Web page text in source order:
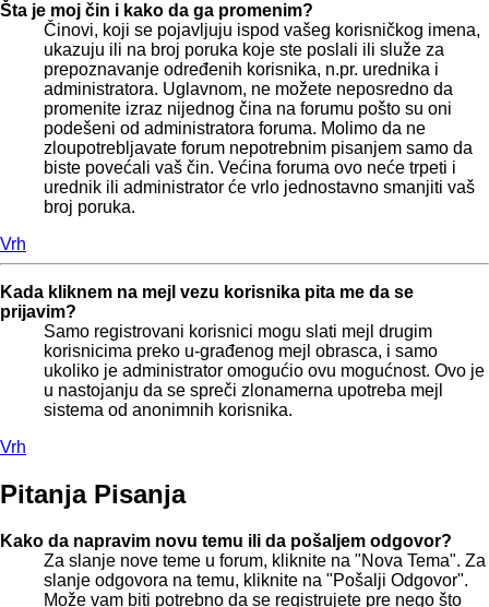
Šta je moj čin i kako da ga promenim?
Činovi, koji se pojavljuju ispod vašeg korisničkog imena,
ukazuju ili na broj poruka koje ste poslali ili služe za
prepoznavanje određenih korisnika, n.pr. urednika i
administratora. Uglavnom, ne možete neposredno da
promenite izraz nijednog čina na forumu pošto su oni
podešeni od administratora foruma. Molimo da ne
zloupotrebljavate forum nepotrebnim pisanjem samo da
biste povećali vaš čin. Većina foruma ovo neće trpeti i
urednik ili administrator će vrlo jednostavno smanjiti vaš
broj poruka.
Vrh
Kada kliknem na mejl vezu korisnika pita me da se
prijavim?
Samo registrovani korisnici mogu slati mejl drugim
korisnicima preko u-građenog mejl obrasca, i samo
ukoliko je administrator omogućio ovu mogućnost. Ovo je
u nastojanju da se spreči zlonamerna upotreba mejl
sistema od anonimnih korisnika.
Vrh
Pitanja Pisanja
Kako da napravim novu temu ili da pošaljem odgovor?
Za slanje nove teme u forum, kliknite na "Nova Tema". Za
slanje odgovora na temu, kliknite na "Pošalji Odgovor".
Može vam biti potrebno da se registrujete pre nego što